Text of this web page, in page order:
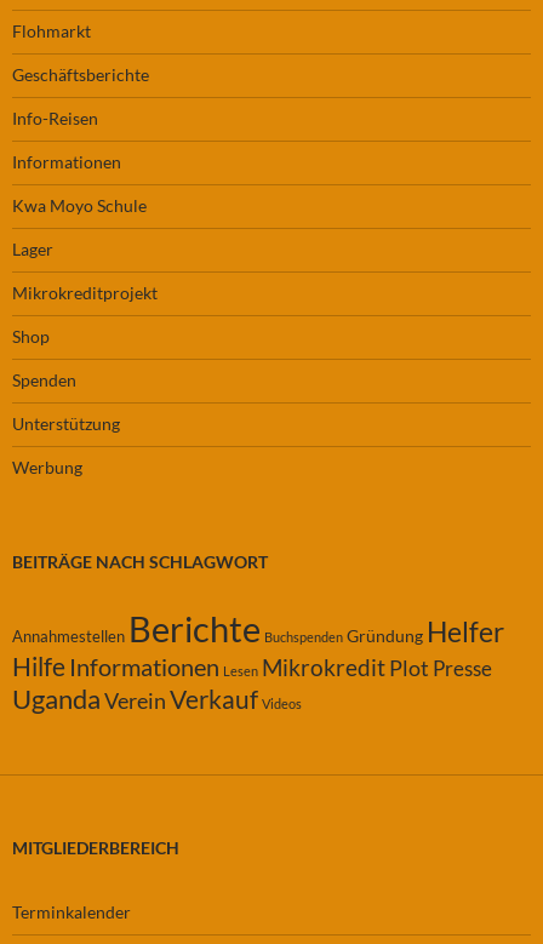
Flohmarkt
Geschäftsberichte
Info-Reisen
Informationen
Kwa Moyo Schule
Lager
Mikrokreditprojekt
Shop
Spenden
Unterstützung
Werbung
BEITRÄGE NACH SCHLAGWORT
Annahmestellen Berichte Buchspenden Gründung Helfer
Hilfe Informationen Lesen MikrokreditPlot Presse
UgandaVereinVerkauf Videos
MITGLIEDERBEREICH
Terminkalender